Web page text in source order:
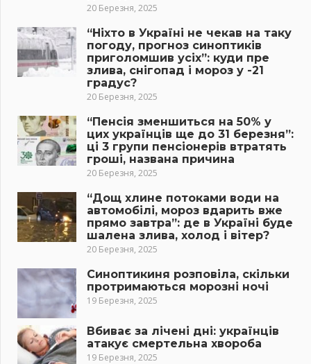
20 Березня, 2025
“Ніхто в Україні не чекав на таку
погоду, прогноз синоптиків
приголомшив усіх”: куди пре
злива, снігопад і мороз у -21
градус?
20 Березня, 2025
“Пенсія зменшиться на 50% у
цих українців ще до 31 березня”:
ці 3 групи пенсіонерів втратять
гроші, названа причина
20 Березня, 2025
“Дощ хлине потоками води на
автомобілі, мороз вдарить вже
прямо завтра”: де в Україні буде
шалена злива, холод і вітер?
20 Березня, 2025
Синоптикиня розповіла, скільки
протримаються морозні ночі
19 Березня, 2025
Вбиває за лічені дні: українців
атакує смертельна хвороба
19 Березня, 2025